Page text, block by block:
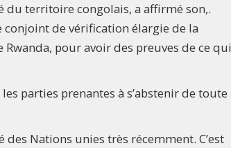
du territoire congolais, a affirmé son,.
de vérification élargie de la
pour avoir des preuves de ce qui
parties prenantes à s’abstenir de toute
Nations unies très récemment. C’est